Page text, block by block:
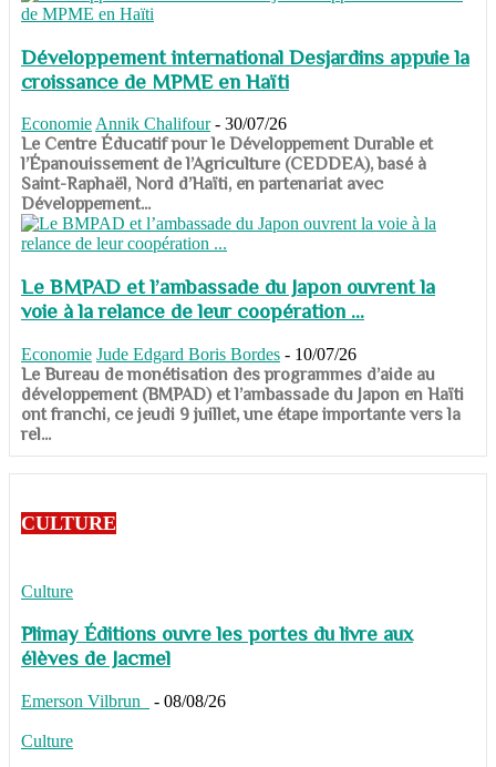
Développement international Desjardins appuie la
croissance de MPME en Haïti
Economie Annik Chalifour - 30/07/26
​​​​​​​Le Centre Éducatif pour le Développement Durable et
l’Épanouissement de l’Agriculture (CEDDEA), basé à
Saint-Raphaël, Nord d’Haïti, en partenariat avec
Développement...
Le BMPAD et l’ambassade du Japon ouvrent la
voie à la relance de leur coopération ...
Economie Jude Edgard Boris Bordes - 10/07/26
​​​​​​​Le Bureau de monétisation des programmes d’aide au
développement (BMPAD) et l’ambassade du Japon en Haïti
ont franchi, ce jeudi 9 juillet, une étape importante vers la
rel...
CULTURE
Culture
Plimay Éditions ouvre les portes du livre aux
élèves de Jacmel
Emerson Vilbrun - 08/08/26
Culture